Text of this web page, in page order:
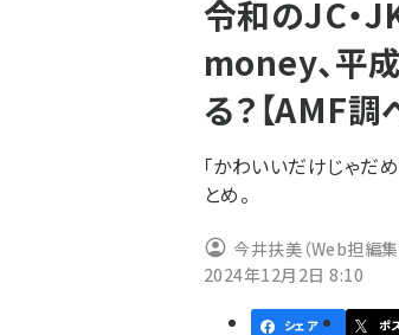
ン
く
ず
令和のJC・
money、平
る？【AMF調
「かわいいだけじゃだ
とめ。
今井扶美（Web担編集
2024年12月2日 8:10
シェア ポ